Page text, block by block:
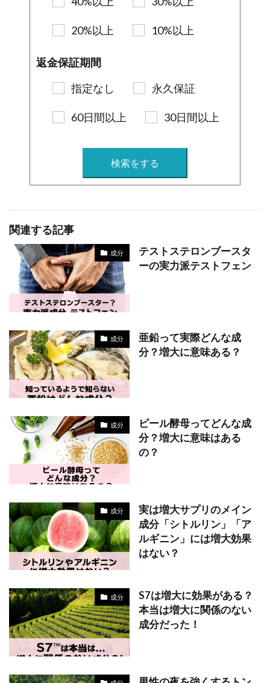
20%以上 10%以上
返金保証期間
指定なし
永久保証
60日間以上 30日間以上
検索をする
関連する記事
成分
テストステロンブースタ
ーの実力派テストフェン
成分
亜鉛って実際どんな成
分？増大に意味ある？
成分
ビール酵母ってどんな成
分？増大に意味はある
の？
成分
実は増大サプリのメイン
成分「シトルリン」「ア
ルギニン」には増大効果
はない？
成分
S7は増大に効果がある？
本当は増大に関係のない
成分だった！